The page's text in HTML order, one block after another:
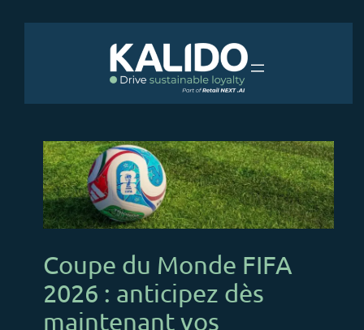
Coupe du Monde FIFA
2026 : anticipez dès
maintenant vos